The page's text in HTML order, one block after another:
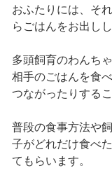
おふたりには、そ
らごはんをお出し
多頭飼育のわんち
相手のごはんを食
つながったりする
普段の食事方法や
子がどれだけ食べ
てもらいます。